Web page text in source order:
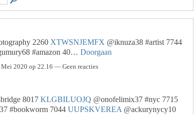
2260 XTWSNJEMFX @iknuza38 #artist 7744
#amazon 40… Doorgaan
2020 op 22.16 — Geen reacties
8017 KLGBILUOJQ @onofelimix37 #nyc 7715
#bookworm 7044 UUPSKVEREA @ackurynycy10